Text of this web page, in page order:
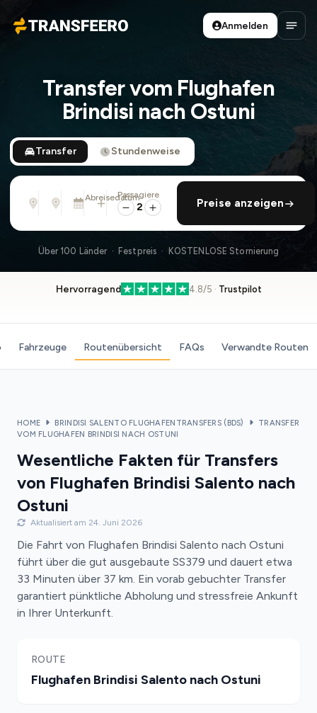
Transfeero
Anmelden
Transfer vom Flughafen
Brindisi nach Ostuni
Transfer Stundenweise
Von
Adresse, Flughafen, Hotel, ...
Nach
Adresse, Flughafen, Hotel, ...
Abreisedatum
Sa., 8. Aug. · 01:45 PM
rückfahrt hinzufügen
Passagiere
2 Preise anzeigen
Über 100 Länder · Festpreis · KOSTENLOSE Stornierung
Hervorragend 4.8/5 · Trustpilot
Fahrzeuge Routenübersicht FAQs Verwandte Routen
HOME BRINDISI SALENTO FLUGHAFENTRANSFERS (BDS)
TRANSFER
VOM FLUGHAFEN BRINDISI NACH OSTUNI
Wesentliche Fakten für Transfers
von Flughafen Brindisi Salento nach
Ostuni
Aktualisiert am 24. Juni 2026
Die Fahrt von Flughafen Brindisi Salento nach Ostuni
führt über die gut ausgebaute SS379 und dauert etwa
33 Minuten über 37 km. Ein vorab gebuchter Transfer
garantiert pünktliche Abholung und stressfreie Ankunft
in Ihrer Unterkunft.
ROUTE
Flughafen Brindisi Salento nach Ostuni